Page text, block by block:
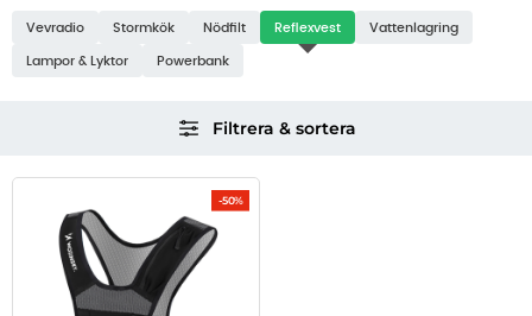
Underkategorier
Vevradio Stormkök Nödfilt Reflexvest Vattenlagring
Lampor & Lyktor Powerbank
Filtrera & sortera
Filtrera & sortera
produktlista
-50%